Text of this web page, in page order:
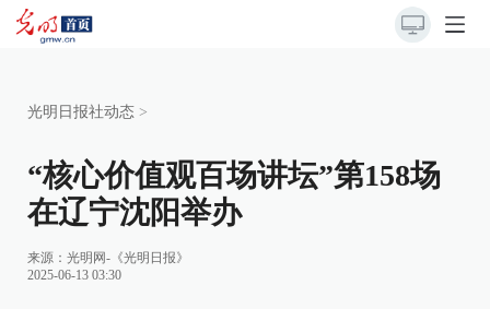
光明日报社动态 >
“核心价值观百场讲坛”第158场
在辽宁沈阳举办
来源： 光明网-《光明日报》
2025-06-13 03:30